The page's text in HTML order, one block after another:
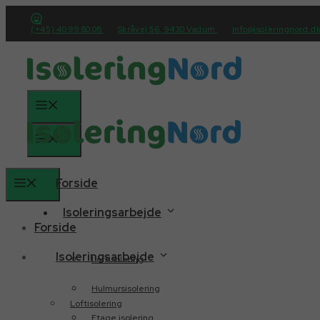
(+45) 40 99 80 08 Skråvej 56, 9430 Vadum
Menu
Forside
Isoleringsarbejde
Loftisolering
Hulmursisolering
Etage isolering
Menu
Forside
Isoleringsarbejde
Loftisolering